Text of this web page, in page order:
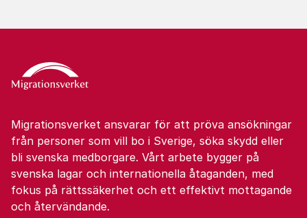
Migrationsverket ansvarar för att pröva ansökningar
från personer som vill bo i Sverige, söka skydd eller
bli svenska medborgare. Vårt arbete bygger på
svenska lagar och internationella åtaganden, med
fokus på rättssäkerhet och ett effektivt mottagande
och återvändande.